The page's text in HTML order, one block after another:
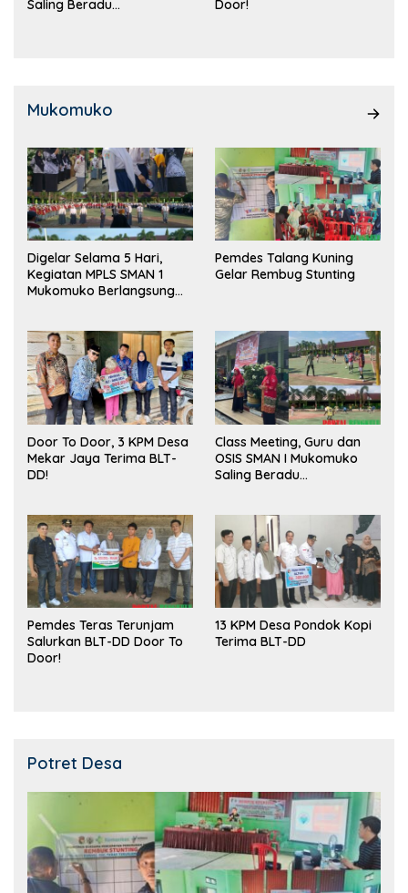
Saling Beradu
Door!
Mukomuko
Digelar Selama 5 Hari,
Kegiatan MPLS SMAN 1
Mukomuko Berlangsung
Pemdes Talang Kuning
Gelar Rembug Stunting
Door To Door, 3 KPM Desa
Mekar Jaya Terima BLT-
DD!
Class Meeting, Guru dan
OSIS SMAN I Mukomuko
Saling Beradu
Pemdes Teras Terunjam
Salurkan BLT-DD Door To
Door!
13 KPM Desa Pondok Kopi
Terima BLT-DD
Potret Desa